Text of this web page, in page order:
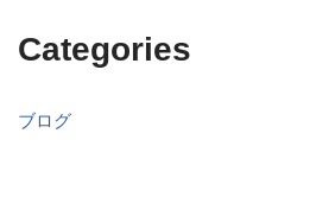
Categories
ブログ